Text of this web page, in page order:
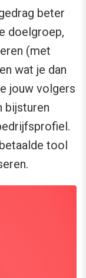
beter
doelgroep,
(met
wat je dan
jouw volgers
bijsturen
tool